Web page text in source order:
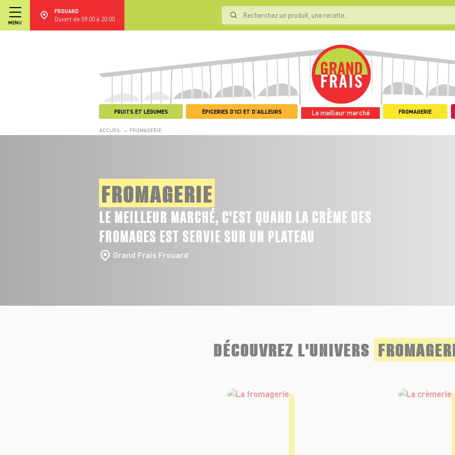
MENU
FROUARD
Ouvert de 09:00 à 20:00
FRUITS ET LÉGUMES ÉPICERIES D'ICI ET D'AILLEURS Le meilleur marché FROMAGERIE
ACCUEIL > FROMAGERIE
FROMAGERIE
LE MEILLEUR MARCHÉ, C'EST QUAND LA CRÈME DES
FROMAGES EST SERVIE SUR UN PLATEAU
Grand Frais Frouard
DÉCOUVREZ L'UNIVERS